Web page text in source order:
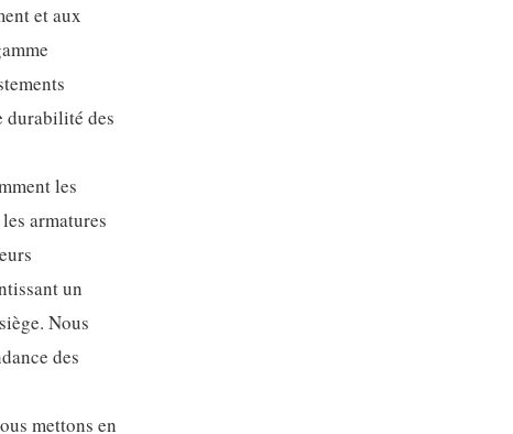
et aux
durabilité des
les
armatures
un
Nous
des
mettons en